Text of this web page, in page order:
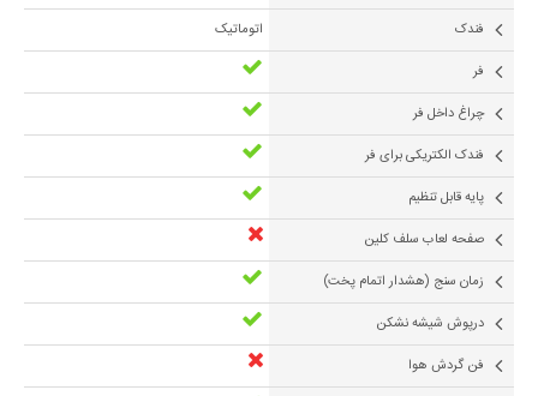
فندک
اتوماتیک
فر
چراغ داخل فر
فندک الکتریکی برای فر
پایه قابل تنظیم
صفحه لعاب سلف کلین
زمان سنج (هشدار اتمام پخت)
درپوش شیشه نشکن
فن گردش هوا